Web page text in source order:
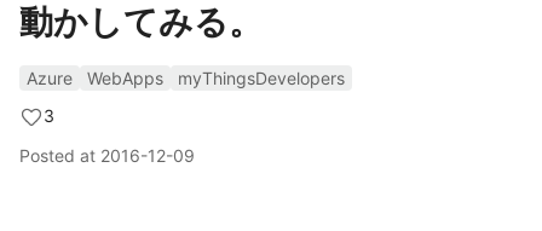
動かしてみる。
Azure WebApps
myThingsDevelopers
3
Posted at 2016-12-09